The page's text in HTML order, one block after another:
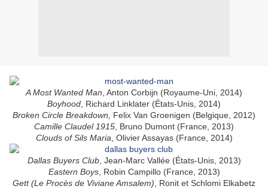
A Most Wanted Man , Anton Corbijn (Royaume-Uni, 2014)
Boyhood , Richard Linklater (États-Unis, 2014)
Broken Circle Breakdown,
Felix Van Groenigen (Belgique, 2012)
Camille Claudel 1915 , Bruno Dumont (France, 2013)
Clouds of Sils Maria , Olivier Assayas (France, 2014)
Dallas Buyers Club, Jean-Marc Vallée (États-Unis, 2013)
Eastern Boys, Robin Campillo (France, 2013)
Gett (Le Procès de Viviane Amsalem) , Ronit et Schlomi Elkabetz